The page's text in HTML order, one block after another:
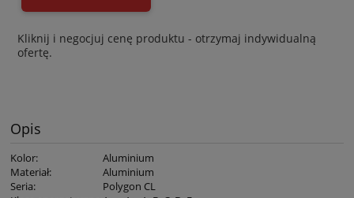
Kliknij i negocjuj cenę produktu - otrzymaj indywidualną
ofertę.
Opis
Kolor:
Aluminium
Materiał:
Aluminium
Seria:
Polygon CL